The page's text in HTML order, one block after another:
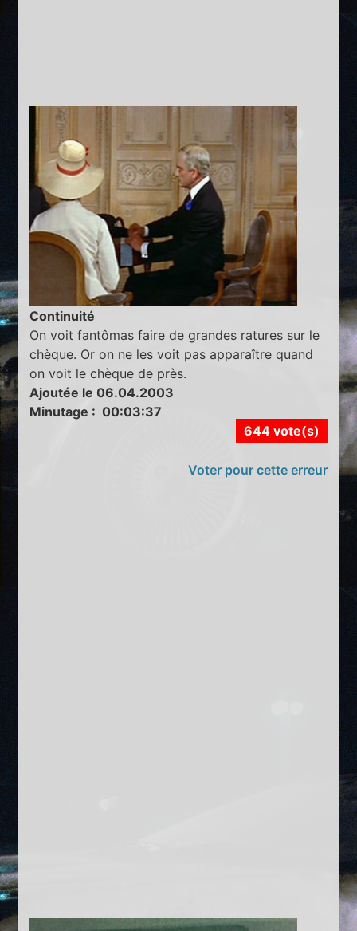
Continuité
On voit fantômas faire de grandes ratures sur le
chèque. Or on ne les voit pas apparaître quand
on voit le chèque de près.
Ajoutée le 06.04.2003
Minutage : 00:03:37
644 vote(s)
Voter pour cette erreur